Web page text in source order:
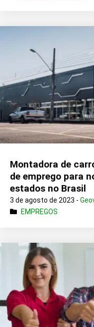
Montadora de
de emprego para
estados no Brasil
3 de agosto de 2023 -
EMPREGOS